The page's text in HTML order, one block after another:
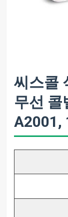
씨스콜
무선 콜
A2001,